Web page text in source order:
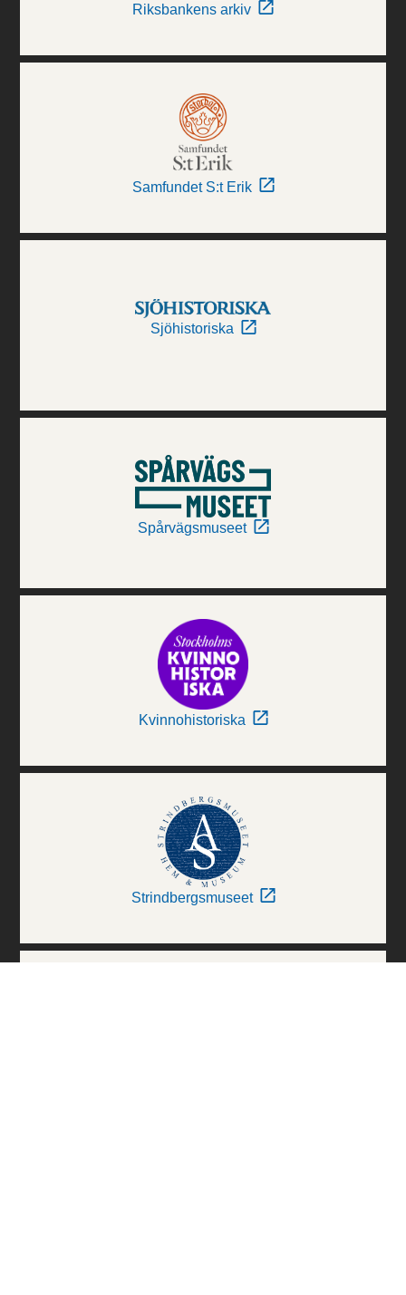
Riksbankens arkiv
Samfundet S:t Erik
Sjöhistoriska
Spårvägsmuseet
Kvinnohistoriska
Strindbergsmuseet